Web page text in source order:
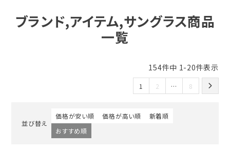
ブランド,アイテム,サングラス商品
一覧
並び替え
価格が安い順 価格が高い順
新着順
おすすめ順
154件中 1-20件表示
1 2 … 8